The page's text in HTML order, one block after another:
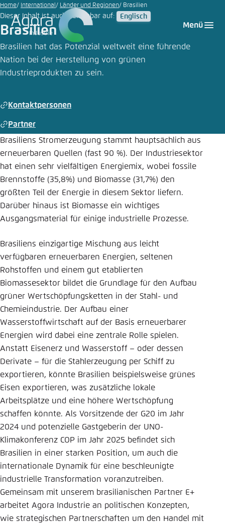
Zum
Hauptinhalt
gehen
Menü
Home International Länder und Regionen Brasilien
Dieser Inhalt ist auch verfügbar auf: Englisch
Brasilien
Brasilien hat das Potenzial weltweit eine führende
Nation bei der Herstellung von grünen
Industrieprodukten zu sein.
Kontaktpersonen
Partner
Brasiliens Stromerzeugung stammt hauptsächlich aus
erneuerbaren Quellen (fast 90 %). Der Industriesektor
hat einen sehr vielfältigen Energiemix, wobei fossile
Brennstoffe (35,8%) und Biomasse (31,7%) den
größten Teil der Energie in diesem Sektor liefern.
Darüber hinaus ist Biomasse ein wichtiges
Ausgangsmaterial für einige industrielle Prozesse.
Brasiliens einzigartige Mischung aus leicht
verfügbaren erneuerbaren Energien, seltenen
Rohstoffen und einem gut etablierten
Biomassesektor bildet die Grundlage für den Aufbau
grüner Wertschöpfungsketten in der Stahl- und
Chemieindustrie. Der Aufbau einer
Wasserstoffwirtschaft auf der Basis erneuerbarer
Energien wird dabei eine zentrale Rolle spielen.
Anstatt Eisenerz und Wasserstoff – oder dessen
Derivate – für die Stahlerzeugung per Schiff zu
exportieren, könnte Brasilien beispielsweise grünes
Eisen exportieren, was zusätzliche lokale
Arbeitsplätze und eine höhere Wertschöpfung
schaffen könnte. Als Vorsitzende der G20 im Jahr
2024 und potenzielle Gastgeberin der UNO-
Klimakonferenz COP im Jahr 2025 befindet sich
Brasilien in einer starken Position, um auch die
internationale Dynamik für eine beschleunigte
industrielle Transformation voranzutreiben.
Gemeinsam mit unserem brasilianischen Partner E+
arbeitet Agora Industrie an politischen Konzepten,
wie strategischen Partnerschaften um den Handel mit
Login
Melden Sie sich an um ..., ... und ... zu verwalten.
Benutzername *
Passwort
Anmelden
Noch kein Benutzerkonto?
Abbrechen
Sprache auswählen
Englisch
Agora Think Tanks
Erscheinungsbild der Webseite
Diese Webseite passt ihr Farbschema basierend
welches Farbschema Sie für diese Webseite
verwenden möchten.
Dunkel
Automatisch
Einstellung für diese Webseite im Browser